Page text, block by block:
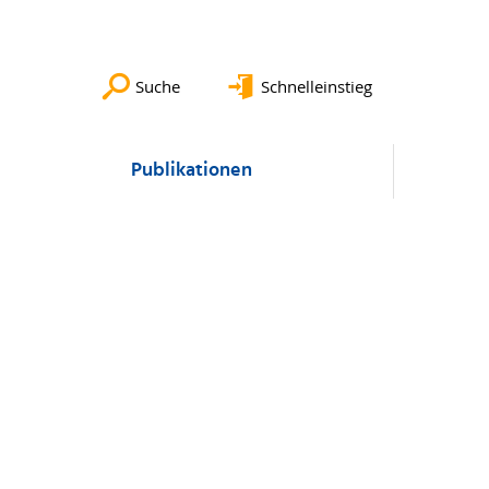
Suche Schnelleinstieg
Publikationen